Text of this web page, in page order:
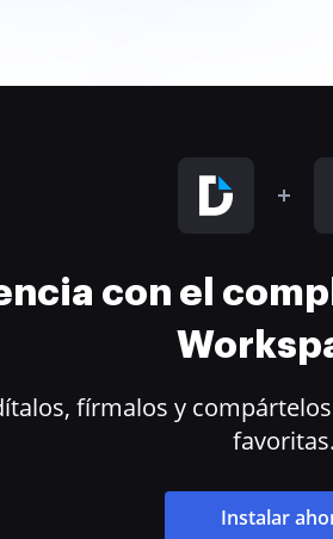
con el
fírmalos y
favoritas.
Instalar